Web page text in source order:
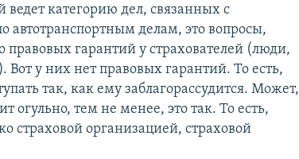
ведет категорию дел, связанных с
делам, это вопросы,
правовых гарантий у страхователей (люди,
Вот у них нет правовых гарантий. То есть,
так, как ему заблагорассудится. Может,
огульно, тем не менее, это так. То есть,
страховой организацией, страховой